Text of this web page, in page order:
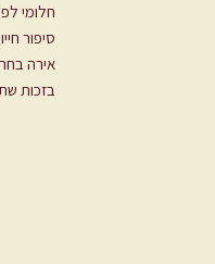
חלומי
סיפור
אירה
בזכות